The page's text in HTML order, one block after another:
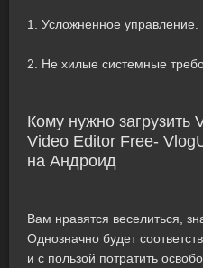
1. Усложненное управление.
2. Не хилые системные
Кому нужно загрузить
Video Editor Free-
на Андроид
Вам нравятся веселиться,
Однозначно будет
и с пользой потратить